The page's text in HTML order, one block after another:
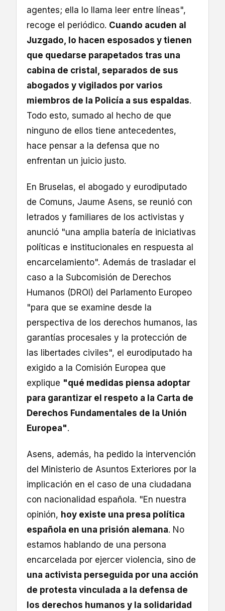
agentes; ella lo llama leer entre líneas",
recoge el periódico. Cuando acuden al
Juzgado, lo hacen esposados y tienen
que quedarse parapetados tras una
cabina de cristal, separados de sus
abogados y vigilados por varios
miembros de la Policía a sus espaldas.
Todo esto, sumado al hecho de que
ninguno de ellos tiene antecedentes,
hace pensar a la defensa que no
enfrentan un juicio justo.
En Bruselas, el abogado y eurodiputado
de Comuns, Jaume Asens, se reunió con
letrados y familiares de los activistas y
anunció "una amplia batería de iniciativas
políticas e institucionales en respuesta al
encarcelamiento". Además de trasladar el
caso a la Subcomisión de Derechos
Humanos (DROI) del Parlamento Europeo
"para que se examine desde la
perspectiva de los derechos humanos, las
garantías procesales y la protección de
las libertades civiles", el eurodiputado ha
exigido a la Comisión Europea que
explique "qué medidas piensa adoptar
para garantizar el respeto a la Carta de
Derechos Fundamentales de la Unión
Europea".
Asens, además, ha pedido la intervención
del Ministerio de Asuntos Exteriores por la
implicación en el caso de una ciudadana
con nacionalidad española. "En nuestra
opinión, hoy existe una presa política
española en una prisión alemana. No
estamos hablando de una persona
encarcelada por ejercer violencia, sino de
una activista perseguida por una acción
de protesta vinculada a la defensa de
los derechos humanos y la solidaridad